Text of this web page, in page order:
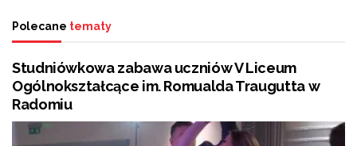
Polecane tematy
Studniówkowa zabawa uczniów V Liceum
Ogólnokształcące im. Romualda Traugutta w
Radomiu